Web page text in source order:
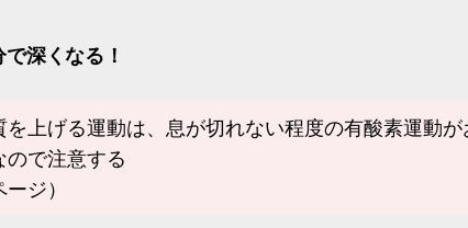
深くなる！
を上げる運動は、息が切れない程度の有酸素運動が
ので注意する
ージ）